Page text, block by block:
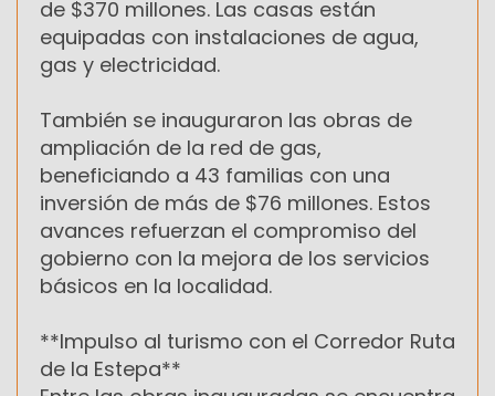
de $370 millones. Las casas están
equipadas con instalaciones de agua,
gas y electricidad.
También se inauguraron las obras de
ampliación de la red de gas,
beneficiando a 43 familias con una
inversión de más de $76 millones. Estos
avances refuerzan el compromiso del
gobierno con la mejora de los servicios
básicos en la localidad.
**Impulso al turismo con el Corredor Ruta
de la Estepa**